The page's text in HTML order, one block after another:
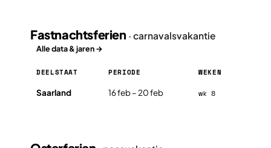
Fastnachtsferien · carnavalsvakantie
Alle data & jaren →
Fastnachtsferien in Duitsland 2026, per deelstaat
DEELSTAAT PERIODE WEKEN
Saarland 16 feb – 20 feb wk 8